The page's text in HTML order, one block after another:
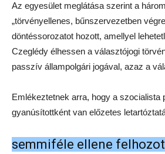
Az egyesület meglátása szerint a
„törvényellenes, bűnszervezetben
döntéssorozatot hozott, amellyel
Czeglédy élhessen a választójogi
passzív állampolgári jogával, azaz a
Emlékeztetnek arra, hogy a szocialista
gyanúsítottként van előzetes
semmiféle ellene